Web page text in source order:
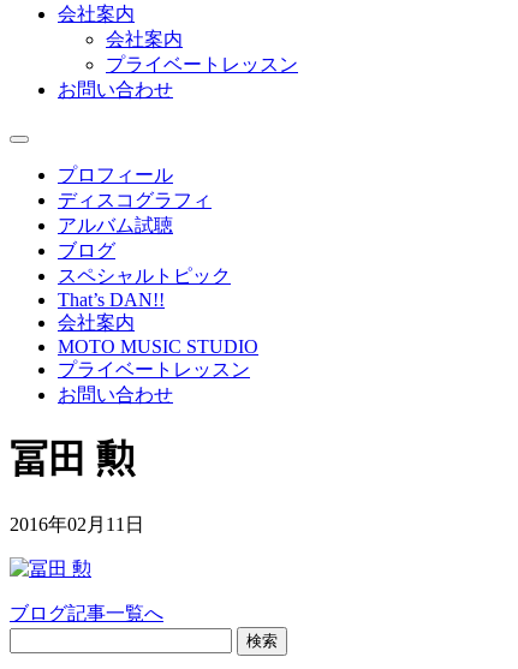
会社案内
会社案内
プライベートレッスン
お問い合わせ
プロフィール
ディスコグラフィ
アルバム試聴
ブログ
スペシャルトピック
That’s DAN!!
会社案内
MOTO MUSIC STUDIO
プライベートレッスン
お問い合わせ
冨田 勲
2016年02月11日
ブログ記事一覧へ
検索